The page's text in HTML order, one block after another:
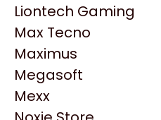
Logitech
MSI
NVIDIA GeForce
NZXT
PNY
Liontech Gaming
Max Tecno
Maximus
Megasoft
Mexx